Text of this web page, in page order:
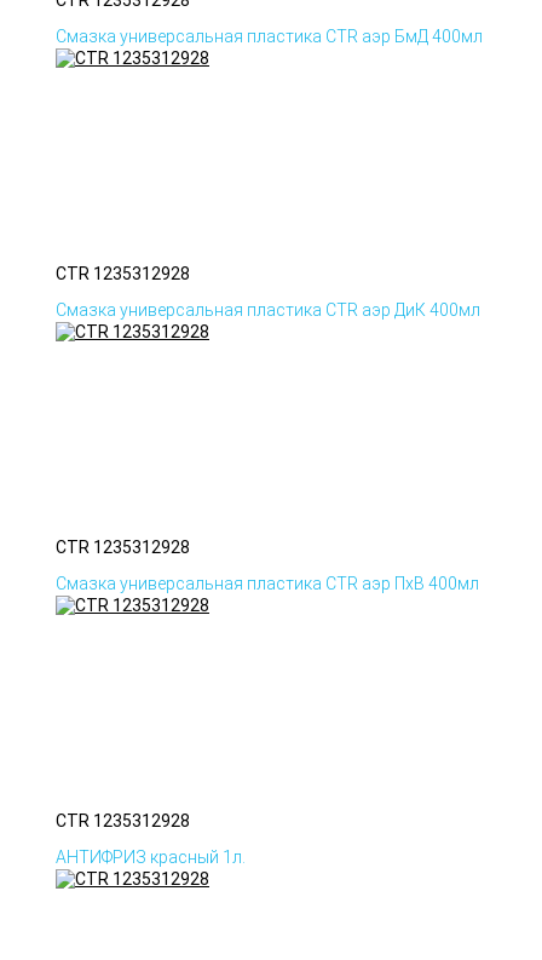
Смазка универсальная пластика CTR аэр БмД 400мл
CTR 1235312928
Смазка универсальная пластика CTR аэр ДиК 400мл
CTR 1235312928
Смазка универсальная пластика CTR аэр ПхВ 400мл
CTR 1235312928
АНТИФРИЗ красный 1л.